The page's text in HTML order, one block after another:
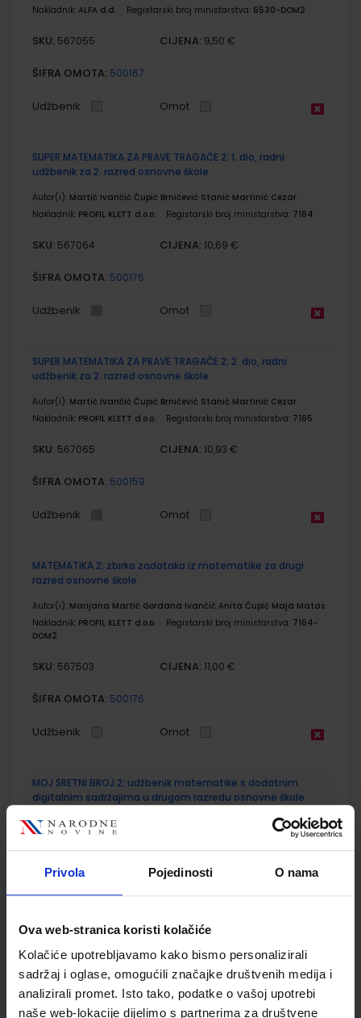
Privola Pojedinosti O nama
Ova web-stranica koristi kolačiće
Kolačiće upotrebljavamo kako bismo personalizirali
sadržaj i oglase, omogućili značajke društvenih medija i
analizirali promet. Isto tako, podatke o vašoj upotrebi
naše web-lokacije dijelimo s partnerima za društvene
Nakladnik: ALFA d.d. Registarski broj ministarstva: 6530-DOM2
SKU: 567055 CIJENA: 9,50 €
ŠIFRA OMOTA: 500167
Udžbenik Omot
SUPER MATEMATIKA ZA PRAVE TRAGAČE 2; 1. dio, radni
udžbenik za 2. razred osnovne škole
Autor(i): Martić Ivančić Čupić Brničević Stanić Martinić Cezar
Nakladnik: PROFIL KLETT d.o.o. Registarski broj ministarstva: 7164
SKU: 567064 CIJENA: 10,69 €
ŠIFRA OMOTA: 500176
Udžbenik Omot
SUPER MATEMATIKA ZA PRAVE TRAGAČE 2; 2. dio, radni
udžbenik za 2. razred osnovne škole
Autor(i): Martić Ivančić Čupić Brničević Stanić Martinić Cezar
Nakladnik: PROFIL KLETT d.o.o. Registarski broj ministarstva: 7165
SKU: 567065 CIJENA: 10,93 €
ŠIFRA OMOTA: 500159
Udžbenik Omot
MATEMATIKA 2; zbirka zadataka iz matematike za drugi
razred osnovne škole
Autor(i): Marijana Martić Gordana Ivančić Anita Čupić Maja Matas
Nakladnik: PROFIL KLETT d.o.o. Registarski broj ministarstva: 7164-
DOM2
SKU: 567503 CIJENA: 11,00 €
ŠIFRA OMOTA: 500176
Udžbenik Omot
MOJ SRETNI BROJ 2; udžbenik matematike s dodatnim
digitalnim sadržajima u drugom razredu osnovne škole
Autor(i):Dubravka Miklec Sanja Jakovljević Rogić Graciella Prtajin
Registarski broj ministarstva:7059
SKU:567071 CIJENA:21,62 €
Udžbenik Omot
MOJ SRETNI BROJ 2; radna bilježnica za matematiku u
drugom razredu osnovne škole